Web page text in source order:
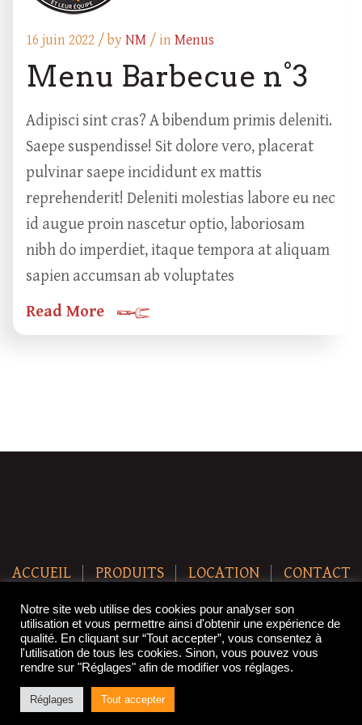
16 juin 2022 /byNM / inMenus
Menu Barbecue n°3
Adipisci sint cras? A bibendum primis deleniti.
Saepe suspendisse! Sit dolore vero, placerat
pulvinar saepe incididunt ex mattis
reprehenderit! Deleniti molestias labore eu nec
id augue proin nascetur optio, laboriosam
nibh do imperdiet, itaque tempora at aliquam
sapien accumsan ab voluptates
Read More
ACCUEIL PRODUITS LOCATION CONTACT
Copyright © 2021 SteakBreak. All Rights Reserved.
Notre site web utilise des cookies pour analyser son
utilisation et vous permettre ainsi d'obtenir une expérience de
qualité. En cliquant sur “Tout accepter”, vous consentez à
l'utilisation de tous les cookies. Sinon, vous pouvez vous
rendre sur "Réglages" afin de modifier vos réglages.
Réglages Tout accepter